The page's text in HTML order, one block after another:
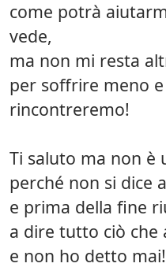
come potrà
vede,
ma non mi resta
per soffrire meno
rincontreremo!
Ti saluto ma non è
perché non si dice
e prima della fine
a dire tutto ciò che
e non ho detto mai!